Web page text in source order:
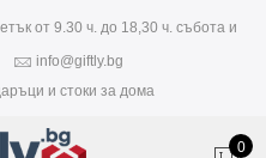
от 9.30 ч. до 18,30 ч. събота и
info@giftly.bg
и стоки за дома
0